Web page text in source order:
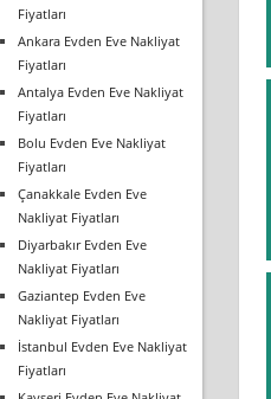
Fiyatları
Ankara Evden Eve Nakliyat
Fiyatları
Antalya Evden Eve Nakliyat
Fiyatları
Bolu Evden Eve Nakliyat
Fiyatları
Çanakkale Evden Eve
Nakliyat Fiyatları
Diyarbakır Evden Eve
Nakliyat Fiyatları
Gaziantep Evden Eve
Nakliyat Fiyatları
İstanbul Evden Eve Nakliyat
Fiyatları